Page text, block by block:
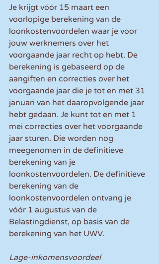
Je krijgt vóór 15 maart een
voorlopige berekening van de
loonkostenvoordelen waar je voor
jouw werknemers over het
voorgaande jaar recht op hebt. De
berekening is gebaseerd op de
aangiften en correcties over het
voorgaande jaar die je tot en met 31
januari van het daaropvolgende jaar
hebt gedaan. Je kunt tot en met 1
mei correcties over het voorgaande
jaar sturen. Die worden nog
meegenomen in de definitieve
berekening van je
loonkostenvoordelen. De definitieve
berekening van de
loonkostenvoordelen ontvang je
vóór 1 augustus van de
Belastingdienst, op basis van de
berekening van het UWV.
Lage-inkomensvoordeel